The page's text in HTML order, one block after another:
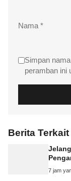
Nama*
Simpan
peramban ini
Berita Terkait
7 jam